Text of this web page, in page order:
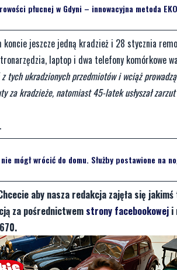
płucnej w Gdyni – innowacyjna metoda
jeszcze jedną kradzież i 28 stycznia
laptop i dwa telefony komórkowe
tych ukradzionych przedmiotów i wciąż
za kradzieże, natomiast 45-latek usłyszał
mógł wrócić do domu. Służby postawione na
aby nasza redakcja zajęła się
za pośrednictwem strony facebookowej i